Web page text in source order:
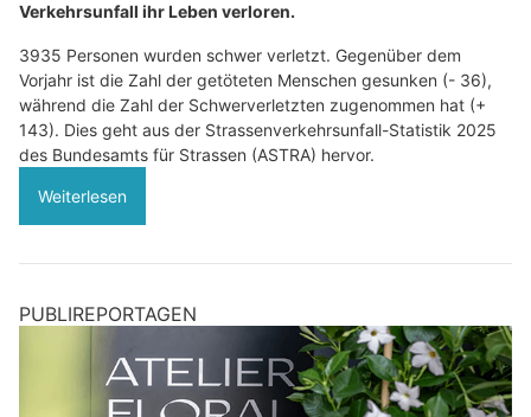
Verkehrsunfall ihr Leben verloren.
3935 Personen wurden schwer verletzt. Gegenüber dem
Vorjahr ist die Zahl der getöteten Menschen gesunken (- 36),
während die Zahl der Schwerverletzten zugenommen hat (+
143). Dies geht aus der Strassenverkehrsunfall-Statistik 2025
des Bundesamts für Strassen (ASTRA) hervor.
Weiterlesen
PUBLIREPORTAGEN